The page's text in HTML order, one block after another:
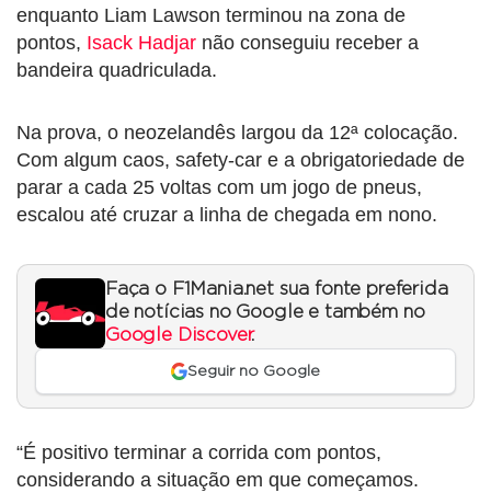
enquanto Liam Lawson terminou na zona de
pontos, Isack Hadjar não conseguiu receber a
bandeira quadriculada.
Na prova, o neozelandês largou da 12ª colocação.
Com algum caos, safety-car e a obrigatoriedade de
parar a cada 25 voltas com um jogo de pneus,
escalou até cruzar a linha de chegada em nono.
Faça o F1Mania.net sua fonte preferida
de notícias no Google e também no
Google Discover.
Seguir no Google
“É positivo terminar a corrida com pontos,
considerando a situação em que começamos.